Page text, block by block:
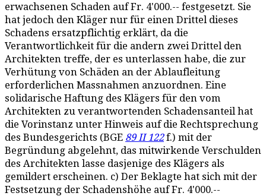
erwachsenen Schaden auf Fr. 4'000.-- festgesetzt. Sie
hat jedoch den Kläger nur für einen Drittel dieses
Schadens ersatzpflichtig erklärt, da die
Verantwortlichkeit für die andern zwei Drittel den
Architekten treffe, der es unterlassen habe, die zur
Verhütung von Schäden an der Ablaufleitung
erforderlichen Massnahmen anzuordnen. Eine
solidarische Haftung des Klägers für den vom
Architekten zu verantwortenden Schadensanteil hat
die Vorinstanz unter Hinweis auf die Rechtsprechung
des Bundesgerichts (BGE 89 II 122f.) mit der
Begründung abgelehnt, das mitwirkende Verschulden
des Architekten lasse dasjenige des Klägers als
gemildert erscheinen. c) Der Beklagte hat sich mit der
Festsetzung der Schadenshöhe auf Fr. 4'000.--